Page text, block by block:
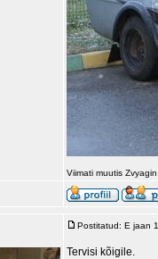
Viimati muutis
Postitatud: E jaan
Tervisi kõigile.